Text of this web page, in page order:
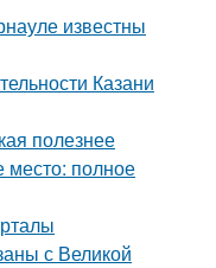
известны
Казани
полезнее
место: полное
с Великой